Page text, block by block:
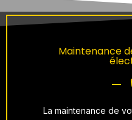
Maintenance
La maintenance de